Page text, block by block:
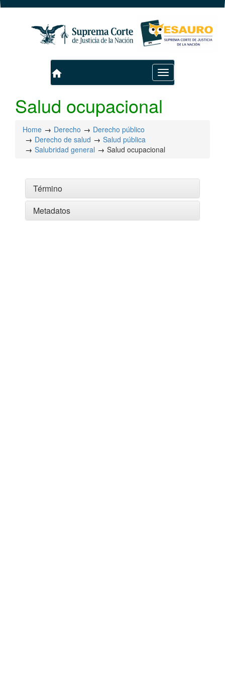
Toggle
navigation
home
Salud ocupacional
Home Derecho
Derecho público
Derecho de salud
Salud pública
Salubridad general
Salud ocupacional
Término
Metadatos